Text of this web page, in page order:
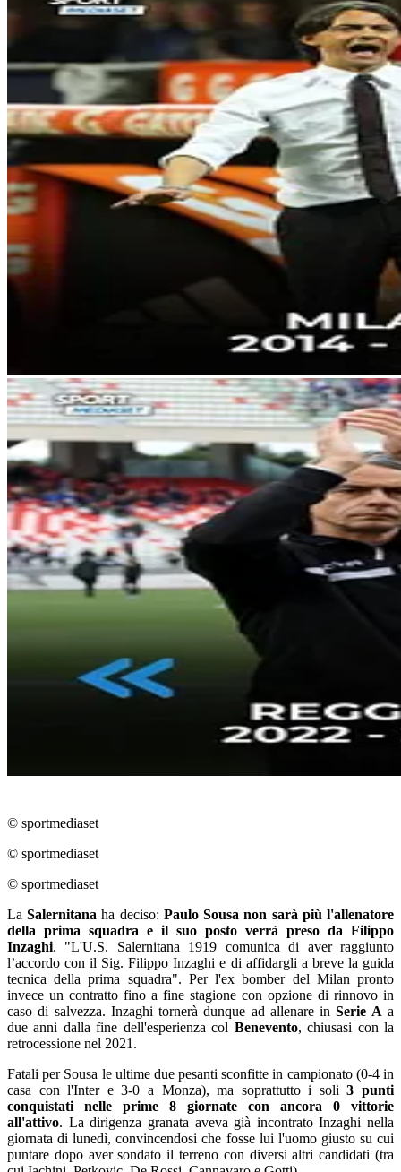
© sportmediaset
© sportmediaset
© sportmediaset
LaSalernitana ha deciso: Paulo Sousa non sarà più l'allenatore
della prima squadra e il suo posto verrà preso da Filippo
Inzaghi. "L'U.S. Salernitana 1919 comunica di aver raggiunto
l’accordo con il Sig. Filippo Inzaghi e di affidargli a breve la guida
tecnica della prima squadra". Per l'ex bomber del Milan pronto
invece un contratto fino a fine stagione con opzione di rinnovo in
caso di salvezza. Inzaghi tornerà dunque ad allenare inSerie A a
due anni dalla fine dell'esperienza col Benevento, chiusasi con la
retrocessione nel 2021.
Fatali per Sousa le ultime due pesanti sconfitte in campionato (0-4 in
casa con l'Inter e 3-0 a Monza), ma soprattutto i soli3 punti
conquistati nelle prime 8 giornate con ancora 0 vittorie
all'attivo. La dirigenza granata aveva già incontrato Inzaghi nella
giornata di lunedì, convincendosi che fosse lui l'uomo giusto su cui
puntare dopo aver sondato il terreno con diversi altri candidati (tra